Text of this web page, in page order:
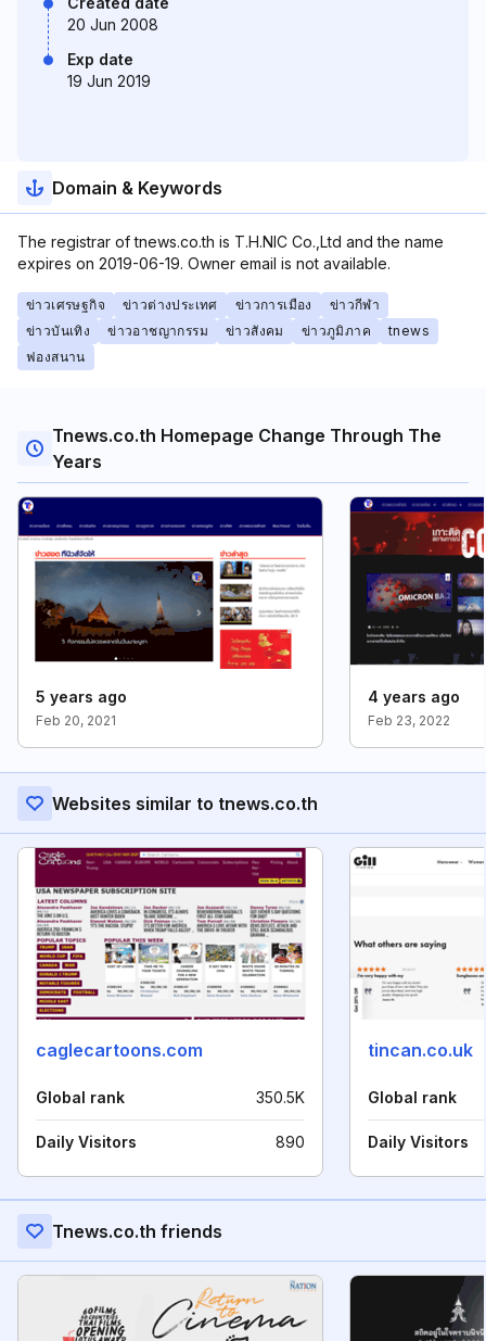
20 Jun 2008
Exp date
19 Jun 2019
Domain & Keywords
The registrar of tnews.co.th is T.H.NIC Co.,Ltd and the name
expires on 2019-06-19. Owner email is not available.
ข่าวเศรษฐกิจ ข่าวต่างประเทศ ข่าวการเมือง
ข่าวกีฬา
ข่าวบันเทิง
ข่าวอาชญากรรม ข่าวสังคม ข่าวภูมิภาค
tnews
ฟองสนาน
Tnews.co.th Homepage Change Through The
Years
5 years ago
Feb 20, 2021
4 years ago
Feb 23, 2022
Websites similar to tnews.co.th
caglecartoons.com
Global rank 350.5K
Daily Visitors 890
tincan.co.uk
Global rank
Daily Visitors
Tnews.co.th friends